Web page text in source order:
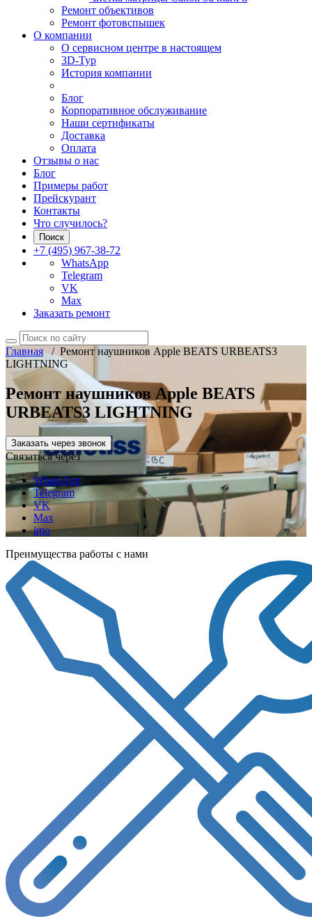
Ремонт объективов
Ремонт фотовспышек
О компании
О сервисном центре в настоящем
3D-Тур
История компании
Блог
Корпоративное обслуживание
Наши сертификаты
Доставка
Оплата
Отзывы о нас
Блог
Примеры работ
Прейскурант
Контакты
Что случилось?
Поиск
+7 (495) 967-38-72
WhatsApp
Telegram
VK
Max
Заказать ремонт
Главная/ Ремонт наушников Apple BEATS URBEATS3
LIGHTNING
Ремонт наушников Apple BEATS
URBEATS3 LIGHTNING
Заказать через звонок
Связаться через
WhatsApp
Telegram
VK
Max
imo
Преимущества работы с нами